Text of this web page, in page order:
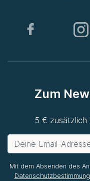
Zum
5 € zusätzlich
Mit dem Absenden des